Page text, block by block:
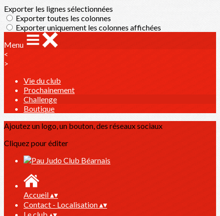
Exporter les lignes sélectionnées
Exporter toutes les colonnes
Exporter uniquement les colonnes affichées
Menu
<
>
Vie du club
Prochainement
Challenge
Boutique
Ajoutez un logo, un bouton, des réseaux sociaux
Cliquez pour éditer
Accueil▴▾
Contact - Localisation▴▾